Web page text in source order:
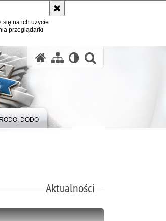
się na ich użycie
przeglądarki
DODO
Aktualności